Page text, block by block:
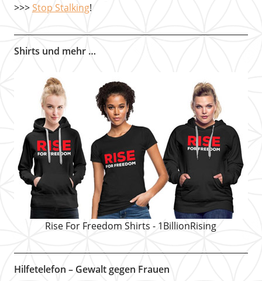
>>> Stop Stalking!
Shirts und mehr …
Rise For Freedom Shirts - 1BillionRising
Hilfetelefon – Gewalt gegen Frauen